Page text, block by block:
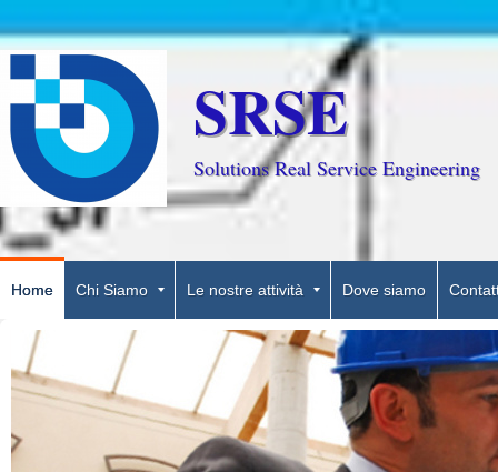
SRSE
Solutions Real Service Engineering
Home Chi Siamo Le nostre attività Dove siamo